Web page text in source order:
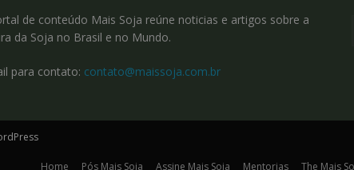
de conteúdo Mais Soja reúne noticias e artigos sobre a
da Soja no Brasil e no Mundo.
para contato: contato@maissoja.com.br
Home Pós Mais Soja Assine Mais Soja Mentorias The Mais